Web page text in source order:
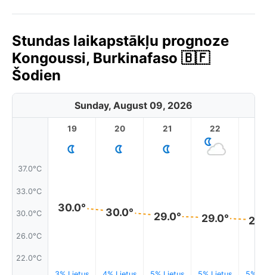
Stundas laikapstākļu prognoze
Kongoussi, Burkinafaso 🇧🇫
Šodien
Sunday, August 09, 2026
37.0°C
33.0°C
30.0°C
26.0°C
22.0°C
19
30.0°
20
30.0°
21
29.0°
22
29.0°